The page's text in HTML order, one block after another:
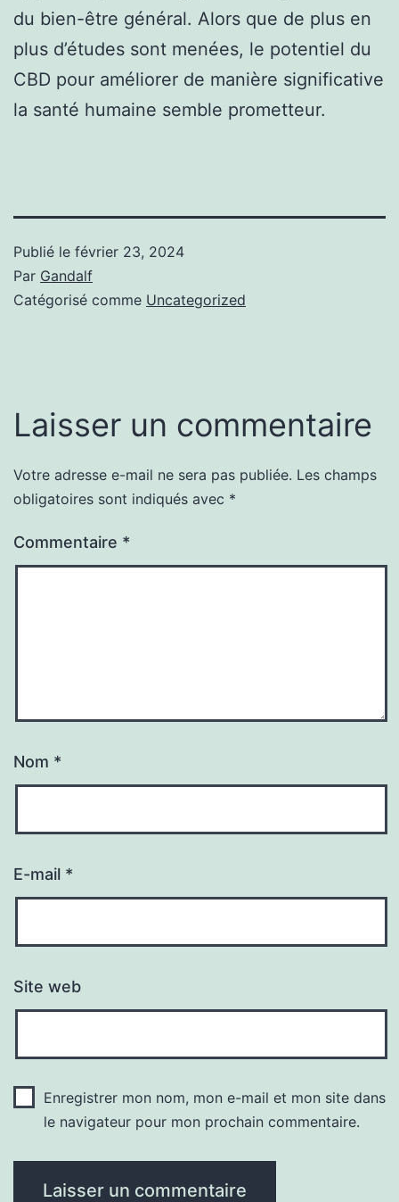
du bien-être général. Alors que de plus en
plus d’études sont menées, le potentiel du
CBD pour améliorer de manière significative
la santé humaine semble prometteur.
Publié le février 23, 2024
Par Gandalf
Catégorisé comme Uncategorized
Laisser un commentaire
Votre adresse e-mail ne sera pas publiée. Les champs
obligatoires sont indiqués avec *
Commentaire *
Nom *
E-mail *
Site web
Enregistrer mon nom, mon e-mail et mon site dans
le navigateur pour mon prochain commentaire.